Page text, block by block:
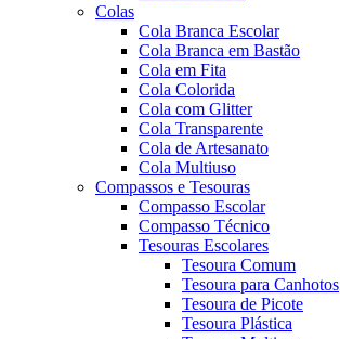
Colas
Cola Branca Escolar
Cola Branca em Bastão
Cola em Fita
Cola Colorida
Cola com Glitter
Cola Transparente
Cola de Artesanato
Cola Multiuso
Compassos e Tesouras
Compasso Escolar
Compasso Técnico
Tesouras Escolares
Tesoura Comum
Tesoura para Canhotos
Tesoura de Picote
Tesoura Plástica